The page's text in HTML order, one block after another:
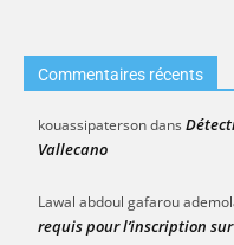
Commentaires récents
kouassipatersondans
Vallecano
Lawal abdoul gafarou
requis pour l’inscription